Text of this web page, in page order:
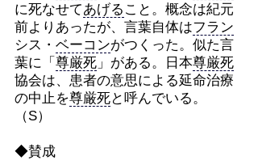
に死なせてあげる こと。概念は紀元
前よりあったが、言葉自体はフラン
シス・ ベーコンがつくった。似た言
葉に「 尊厳死」がある。日本尊厳死
協会は、患者の意思による延命治療
の中止を尊厳死と呼んでいる。
（S）
◆賛成